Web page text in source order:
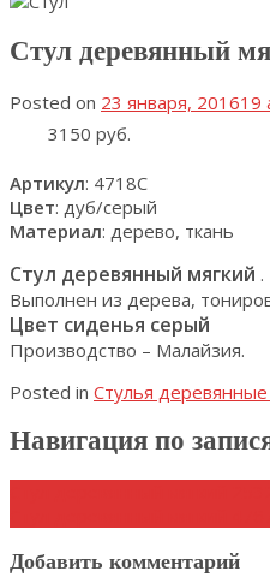
Стул деревянный
Posted on 23 января, 201619
3150 руб.
Артикул: 4718С
Цвет: дуб/серый
Материал: дерево, ткань
Стул деревянный мягкий .
Выполнен из дерева,
Цвет сиденья серый
Производство – Малайзия.
Posted in Стулья деревянные
Навигация по
Добавить комментарий